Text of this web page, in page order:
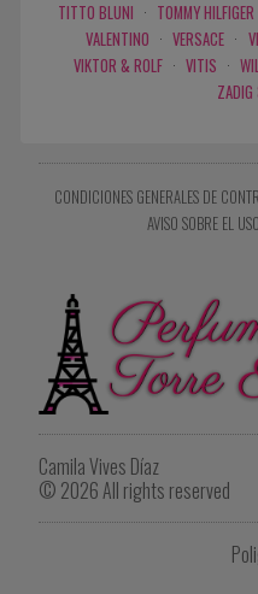
TITTO BLUNI · TOMMY HILFIGER
VALENTINO · VERSACE ·
VIKTOR & ROLF · VITIS ·
ZADIG
CONDICIONES GENERALES DE
AVISO SOBRE EL
Camila Vives Díaz
© 2026 All rights reserved